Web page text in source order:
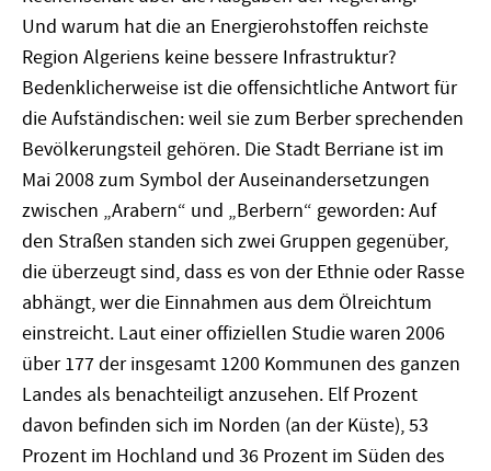
Und warum hat die an Energierohstoffen reichste
Region Algeriens keine bessere Infrastruktur?
Bedenklicherweise ist die offensichtliche Antwort für
die Aufständischen: weil sie zum Berber sprechenden
Bevölkerungsteil gehören. Die Stadt Berriane ist im
Mai 2008 zum Symbol der Auseinandersetzungen
zwischen „Arabern“ und „Berbern“ geworden: Auf
den Straßen standen sich zwei Gruppen gegenüber,
die überzeugt sind, dass es von der Ethnie oder Rasse
abhängt, wer die Einnahmen aus dem Ölreichtum
einstreicht. Laut einer offiziellen Studie waren 2006
über 177 der insgesamt 1200 Kommunen des ganzen
Landes als benachteiligt anzusehen. Elf Prozent
davon befinden sich im Norden (an der Küste), 53
Prozent im Hochland und 36 Prozent im Süden des